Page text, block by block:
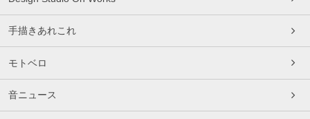
手描きあれこれ
モトベロ
音ニュース